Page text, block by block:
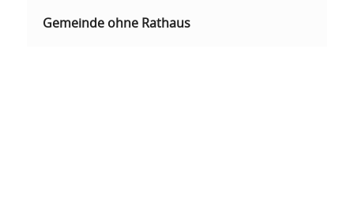
Gemeinde ohne Rathaus